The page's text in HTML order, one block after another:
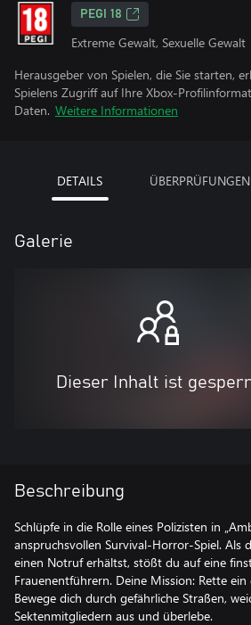
PEGI 18
Extreme Gewalt, Sexuelle Gewalt
Herausgeber von Spielen, die Sie starten,
Spielens Zugriff auf Ihre Xbox-
Daten. Weitere Informationen
DETAILS ÜBERPRÜFUNGEN
Galerie
Dieser Inhalt ist
Beschreibung
Schlüpfe in die Rolle eines Polizisten in
anspruchsvollen Survival-Horror-Spiel. Als
einen Notruf erhältst, stößt du auf eine
Frauenentführern. Deine Mission: Rette
Bewege dich durch gefährliche Straßen,
Sektenmitgliedern aus und überlebe.